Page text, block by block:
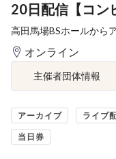
20日配信【コン
高田馬場BSホールから
オンライン
主催者団体情報
アーカイブ ライブ
当日券